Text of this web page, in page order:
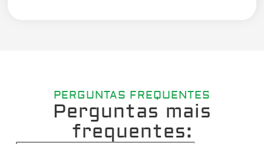
PERGUNTAS FREQUENTES
Perguntas mais
frequentes: